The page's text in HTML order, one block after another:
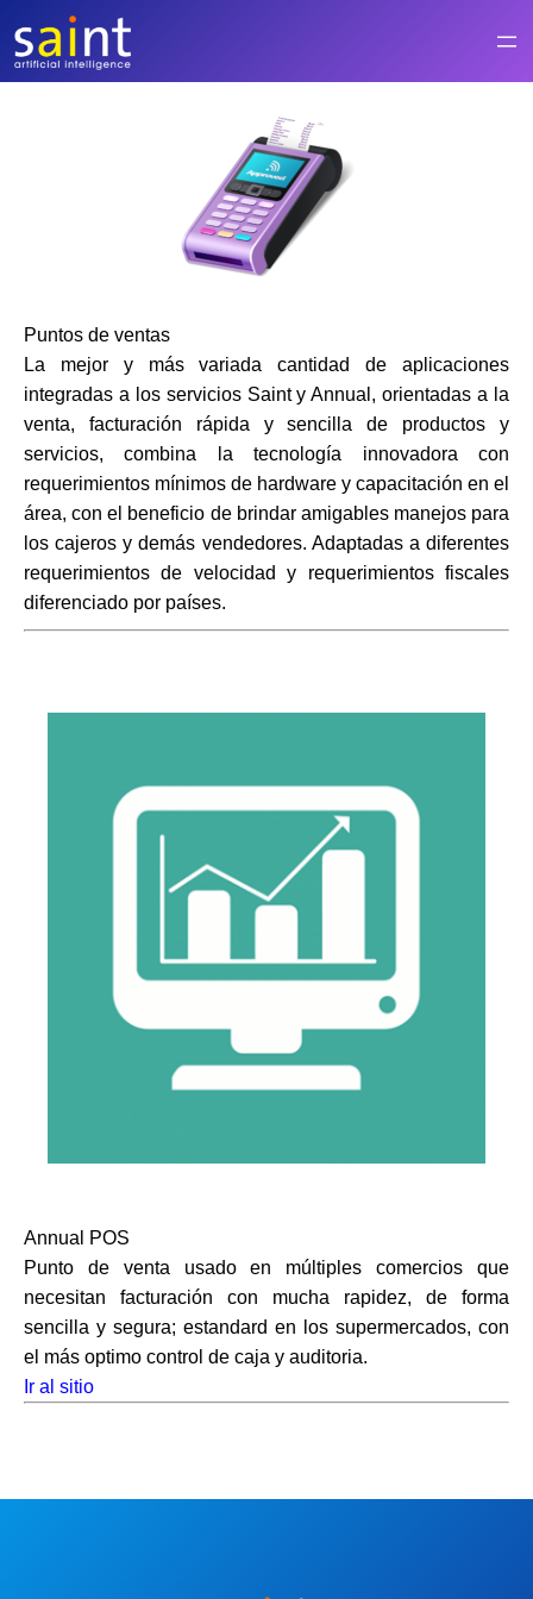
contenido
Puntos de ventas
La mejor y más variada cantidad de aplicaciones
integradas a los servicios Saint y Annual, orientadas a la
venta, facturación rápida y sencilla de productos y
servicios, combina la tecnología innovadora con
requerimientos mínimos de hardware y capacitación en el
área, con el beneficio de brindar amigables manejos para
los cajeros y demás vendedores. Adaptadas a diferentes
requerimientos de velocidad y requerimientos fiscales
diferenciado por países.
Annual POS
Punto de venta usado en múltiples comercios que
necesitan facturación con mucha rapidez, de forma
sencilla y segura; estandard en los supermercados, con
el más optimo control de caja y auditoria.
Ir al sitio